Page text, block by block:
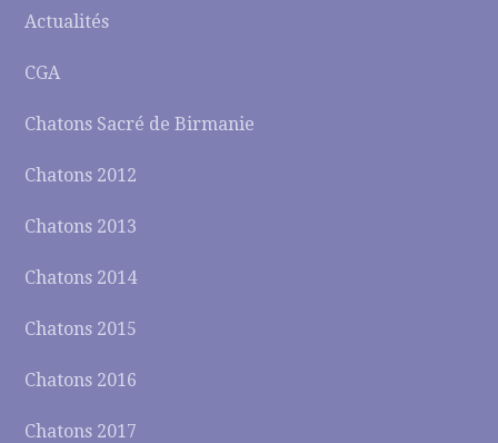
Actualités
CGA
Chatons Sacré de Birmanie
Chatons 2012
Chatons 2013
Chatons 2014
Chatons 2015
Chatons 2016
Chatons 2017